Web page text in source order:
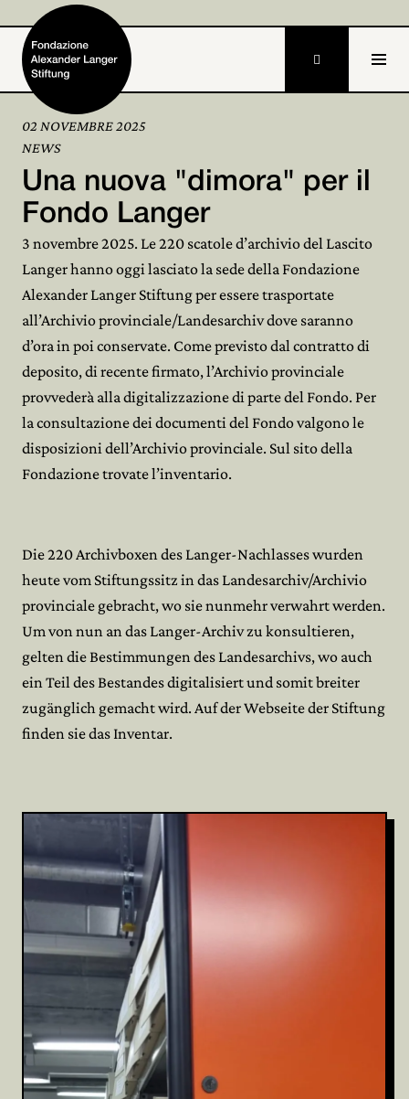
Fondazione
Attività e progetti 
Archivio
Partecipa

02 NOVEMBRE 2025
NEWS
Una nuova "dimora" per il
Fondo Langer
3 novembre 2025. Le 220 scatole d’archivio del Lascito
Langer hanno oggi lasciato la sede della Fondazione
Alexander Langer Stiftung per essere trasportate
all’Archivio provinciale/Landesarchiv dove saranno
d’ora in poi conservate. Come previsto dal contratto di
deposito, di recente firmato, l’Archivio provinciale
provvederà alla digitalizzazione di parte del Fondo. Per
la consultazione dei documenti del Fondo valgono le
disposizioni dell’Archivio provinciale. Sul sito della
Fondazione trovate l’inventario.
Die 220 Archivboxen des Langer-Nachlasses wurden
heute vom Stiftungssitz in das Landesarchiv/Archivio
provinciale gebracht, wo sie nunmehr verwahrt werden.
Um von nun an das Langer-Archiv zu konsultieren,
gelten die Bestimmungen des Landesarchivs, wo auch
ein Teil des Bestandes digitalisiert und somit breiter
zugänglich gemacht wird. Auf der Webseite der Stiftung
finden sie das Inventar.